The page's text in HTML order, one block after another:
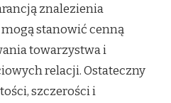
znalezienia
stanowić cenną
towarzystwa i
relacji. Ostateczny
szczerości i